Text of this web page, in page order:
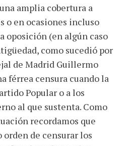
amplia cobertura a
o en ocasiones incluso
oposición (en algún caso
como sucedió por
de Madrid Guillermo
férrea censura cuando la
Popular o a los
al que sustenta. Como
recordamos que
de censurar los